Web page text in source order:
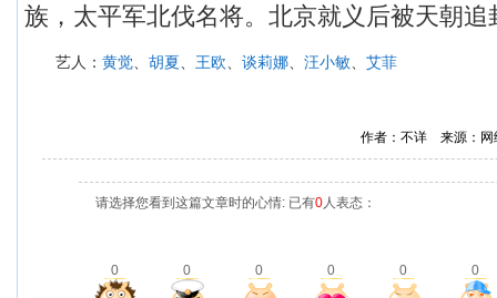
族，太平军北伐名将。北京就义后被天朝追
艺人： 黄觉 胡夏 王欧 谈莉娜 汪小敏 艾菲
作者：不详 来源：
请选择您看到这篇文章时的心情: 已有0人表态：
0 0 0 0 0 0